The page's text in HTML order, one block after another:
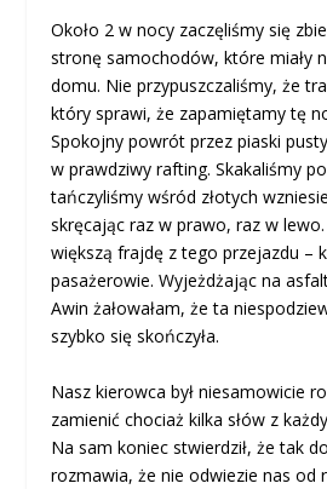
Około 2 w nocy zaczęliśmy się
stronę samochodów, które miały
domu. Nie przypuszczaliśmy, że
który sprawi, że zapamiętamy tę
Spokojny powrót przez piaski
w prawdziwy rafting. Skakaliśmy
tańczyliśmy wśród złotych
skręcając raz w prawo, raz w
większą frajdę z tego przejazdu –
pasażerowie. Wyjeżdżając na
Awin żałowałam, że ta
szybko się skończyła.
Nasz kierowca był niesamowicie
zamienić chociaż kilka słów z
Na sam koniec stwierdził, że tak
rozmawia, że nie odwiezie nas od